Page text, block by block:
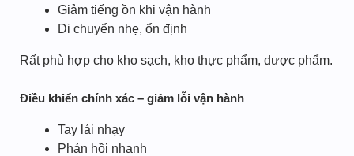
Giảm tiếng ồn khi vận hành
Di chuyển nhẹ, ổn định
Rất phù hợp cho kho sạch, kho thực phẩm, dược phẩm.
Điều khiển chính xác – giảm lỗi vận hành
Tay lái nhạy
Phản hồi nhanh